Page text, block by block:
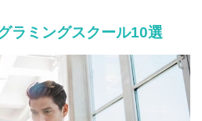
ラミングスクール10選